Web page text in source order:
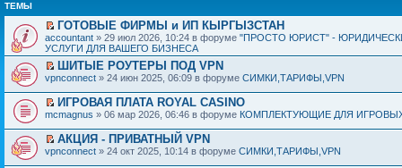
ТЕМЫ
ГОТОВЫЕ ФИРМЫ и ИП КЫРГЫЗСТАН
accountant » 29 июл 2026, 10:24 в форуме "ПРОСТО ЮРИСТ" -
УСЛУГИ ДЛЯ ВАШЕГО БИЗНЕСА
ШИТЫЕ РОУТЕРЫ ПОД VPN
vpnconnect » 24 июн 2025, 06:09 в форуме СИМКИ,ТАРИФЫ,VPN
ИГРОВАЯ ПЛАТА ROYAL CASINO
mcmagnus » 06 мар 2026, 06:46 в форуме КОМПЛЕКТУЮЩИЕ ДЛЯ
АКЦИЯ - ПРИВАТНЫЙ VPN
vpnconnect » 24 окт 2025, 10:14 в форуме СИМКИ,ТАРИФЫ,VPN